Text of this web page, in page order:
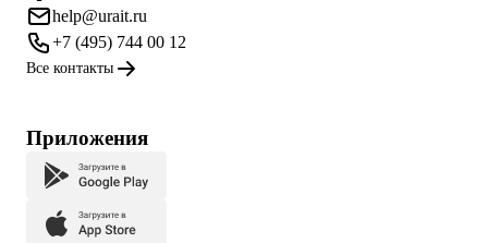
help@urait.ru
+7 (495) 744 00 12
Все контакты
Приложения